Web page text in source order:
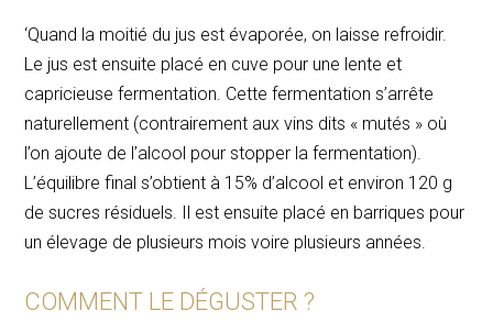
‘Quand la moitié du jus est évaporée, on laisse refroidir.
Le jus est ensuite placé en cuve pour une lente et
capricieuse fermentation. Cette fermentation s’arrête
naturellement (contrairement aux vins dits « mutés » où
l’on ajoute de l’alcool pour stopper la fermentation).
L’équilibre final s’obtient à 15% d’alcool et environ 120 g
de sucres résiduels. Il est ensuite placé en barriques pour
un élevage de plusieurs mois voire plusieurs années.
COMMENT LE DÉGUSTER ?